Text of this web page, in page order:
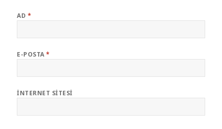
AD *
E-POSTA*
İNTERNET SITESI